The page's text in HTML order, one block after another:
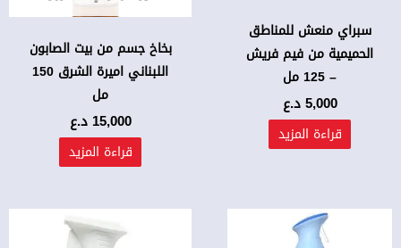
سبراي منعش للمناطق
الحميمية من فيم فريش
– 125 مل
5,000د.ع
قراءة المزيد
بخاخ جسم من بيت الصابون
اللبناني اميرة الشرق 150
مل
15,000 د.ع
قراءة المزيد